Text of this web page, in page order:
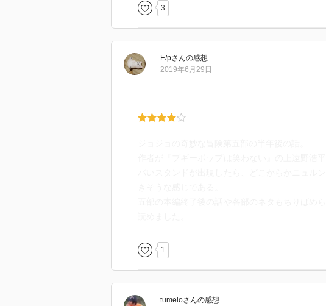
3
E/pさんの感想
2019年6月29日
1
tumeloさんの感想